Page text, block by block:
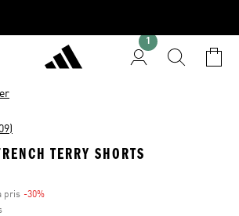
TERRY SHORTS
pris -30%